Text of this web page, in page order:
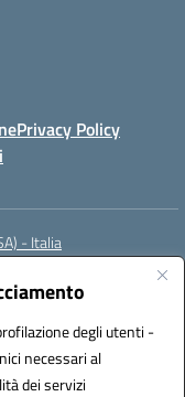
degli utenti -
necessari al
dei servizi
Privacy Policy
- Italia
istsc_saic8at00d